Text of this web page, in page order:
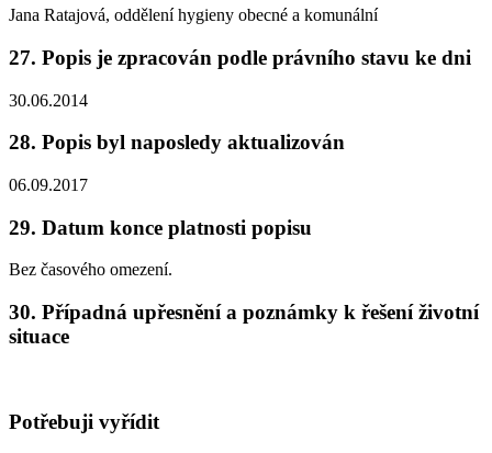
Jana Ratajová, oddělení hygieny obecné a komunální
27. Popis je zpracován podle právního stavu ke dni
30.06.2014
28. Popis byl naposledy aktualizován
06.09.2017
29. Datum konce platnosti popisu
Bez časového omezení.
30. Případná upřesnění a poznámky k řešení životní
situace
Potřebuji vyřídit